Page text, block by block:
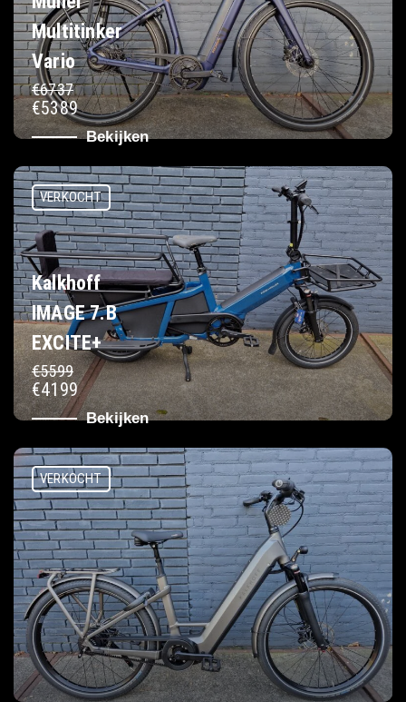
VERKOCHT
Multitinker
Vario
€6737
€5389
Bekijken
VERKOCHT
Kalkhoff
IMAGE 7.B
EXCITE+
€5599
€4199
Bekijken